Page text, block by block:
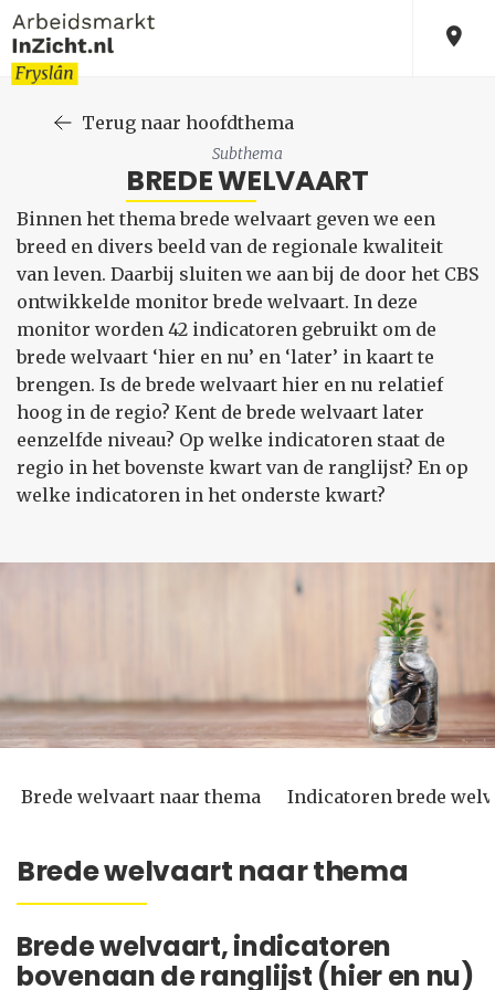
Terug naar hoofdthema
Subthema
BREDE WELVAART
Binnen het thema brede welvaart geven we een
breed en divers beeld van de regionale kwaliteit
van leven. Daarbij sluiten we aan bij de door het CBS
ontwikkelde monitor brede welvaart. In deze
monitor worden 42 indicatoren gebruikt om de
brede welvaart ‘hier en nu’ en ‘later’ in kaart te
brengen. Is de brede welvaart hier en nu relatief
hoog in de regio? Kent de brede welvaart later
eenzelfde niveau? Op welke indicatoren staat de
regio in het bovenste kwart van de ranglijst? En op
welke indicatoren in het onderste kwart?
Brede welvaart naar thema Indicatoren brede
Brede welvaart naar thema
Brede welvaart, indicatoren
bovenaan de ranglijst (hier en nu)